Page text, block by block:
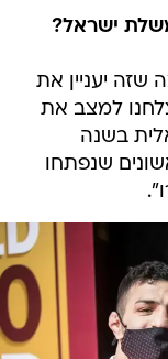
ישראל?
שזה יעניין את
למצב את
בשנה
שנפתחו